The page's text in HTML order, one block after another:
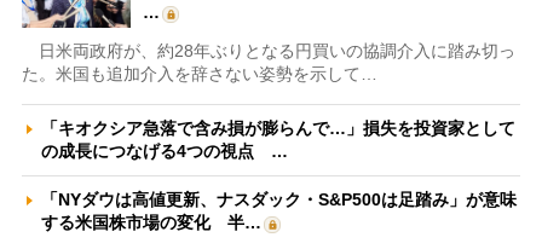
…
日米両政府が、約28年ぶりとなる円買いの協調介入に踏み切っ
た。米国も追加介入を辞さない姿勢を示して…
「キオクシア急落で含み損が膨らんで…」損失を投資家として
の成長につなげる4つの視点 …
「NYダウは高値更新、ナスダック・S&P500は足踏み」が意味
する米国株市場の変化 半…